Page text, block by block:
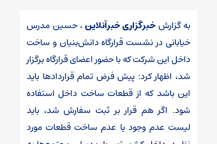
به گزارش خبرگزاری خبرآنلاین ، حسین مدرس
خیابانی در نشست قرارگاه دانش‌بنیان و ساخت
داخل این شرکت که با حضور اعضای قرارگاه برگزار
شد، اظهار کرد: پیش فرض تمام قراردادها باید
این باشد که از قطعات ساخت داخل استفاده
شود. اگر هم قرار بر ثبت سفارش شد، باید
لیست عدم وجود یا عدم ساخت قطعات مورد